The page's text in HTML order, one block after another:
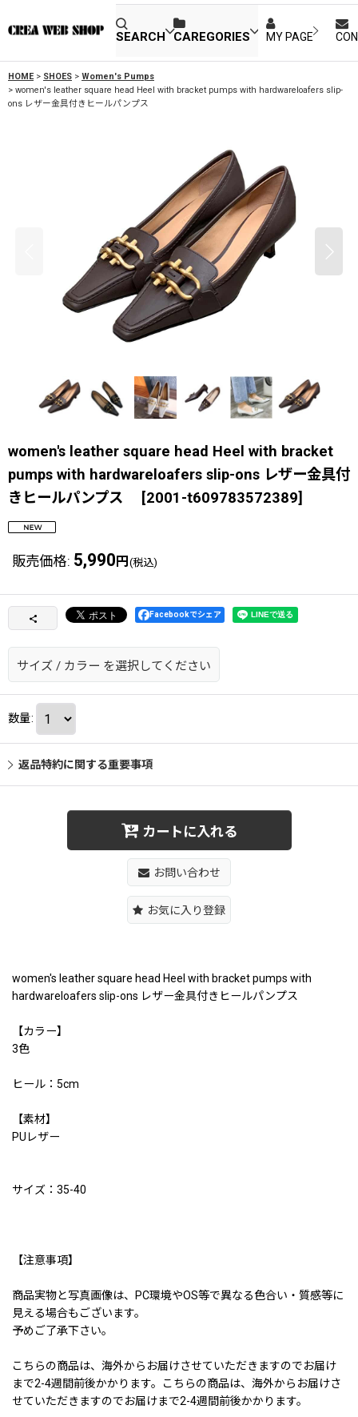
SEARCH CAREGORIES MY PAGE
HOME > SHOES > Women's Pumps
> women's leather square head Heel with bracket pumps with hardwareloafers slip-
ons レザー金具付きヒールパンプス
women's leather square head Heel with bracket
pumps with hardwareloafers slip-ons レザー金具付
きヒールパンプス
[2001-t609783572389]
販売価格: 5,990 円 (税込)
Facebookでシェア
サイズ / カラー を選択してください
数量:
返品特約に関する重要事項
カートに入れる
お問い合わせ
お気に入り登録
women's leather square head Heel with bracket pumps with
hardwareloafers slip-ons レザー金具付きヒールパンプス
【カラー】
3色
ヒール：5cm
【素材】
PUレザー
サイズ：35-40
【注意事項】
商品実物と写真画像は、PC環境やOS等で異なる色合い・質感等に
見える場合もございます。
予めご了承下さい。
こちらの商品は、海外からお届けさせていただきますのでお届け
まで2-4週間前後かかります。こちらの商品は、海外からお届けさ
せていただきますのでお届けまで2-4週間前後かかります。